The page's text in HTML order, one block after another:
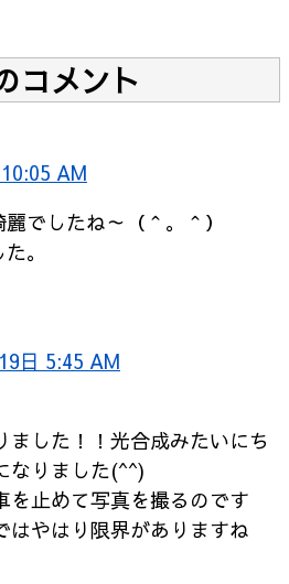
コメント
AM
でしたね～（＾。＾）
。
日 5:45 AM
ました！！光合成みたいにち
なりました(^^)
を止めて写真を撮るのです
はやはり限界がありますね